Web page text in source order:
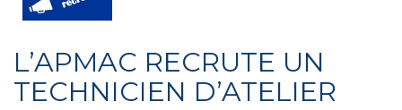
L’APMAC RECRUTE UN
TECHNICIEN D’ATELIER